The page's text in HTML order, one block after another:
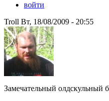
войти
Troll Вт, 18/08/2009 - 20:55
Замечательный олдскульный